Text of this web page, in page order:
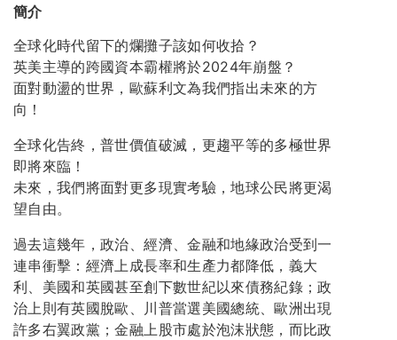
簡介
全球化時代留下的爛攤子該如何收拾？
英美主導的跨國資本霸權將於2024年崩盤？
面對動盪的世界，歐蘇利文為我們指出未來的方
向！
全球化告終，普世價值破滅，更趨平等的多極世界
即將來臨！
未來，我們將面對更多現實考驗，地球公民將更渴
望自由。
過去這幾年，政治、經濟、金融和地緣政治受到一
連串衝擊：經濟上成長率和生產力都降低，義大
利、美國和英國甚至創下數世紀以來債務紀錄；政
治上則有英國脫歐、川普當選美國總統、歐洲出現
許多右翼政黨；金融上股市處於泡沫狀態，而比政